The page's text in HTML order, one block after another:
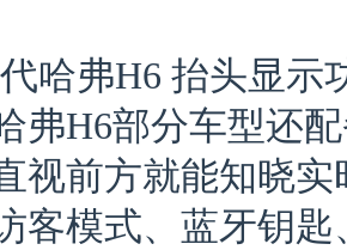
哈弗H6 抬头显示
弗H6部分车型还
视前方就能知晓
客模式、蓝牙钥